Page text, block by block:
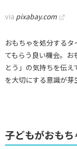
via pixabay.com
おもちゃを処分する
てもらう良い機会。
とう」の気持ちを伝
を大切にする意識が芽
子どもがおも